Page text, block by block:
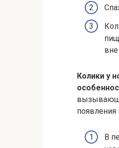
Колики у
В